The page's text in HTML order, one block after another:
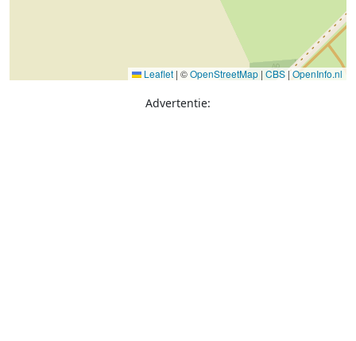
Leaflet | ©OpenStreetMap | CBS|OpenInfo.nl
Advertentie: